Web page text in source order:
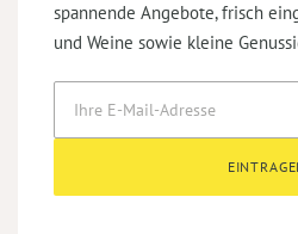
spannende Angebote, frisch
und Weine sowie kleine